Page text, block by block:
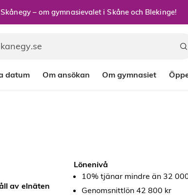
– om gymnasievalet i Skåne och Blekinge!
datum Om ansökan Om gymnasiet
av elnäten
Lönenivå
10% tjänar mindre än 32
Genomsnittlön 42 800 kr